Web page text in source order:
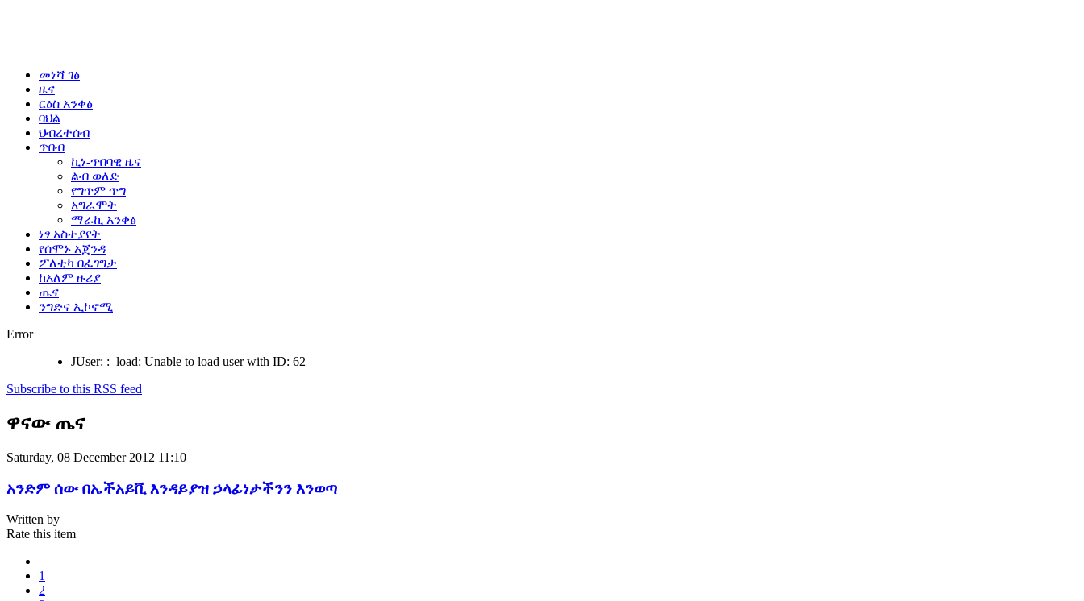
መነሻ ገፅ
ዜና
ርዕስ አንቀፅ
ባህል
ህብረተሰብ
ጥበብ
ኪነ-ጥበባዊ ዜና
ልብ ወለድ
የግጥም ጥግ
አግራሞት
ማራኪ አንቀፅ
ነፃ አስተያየት
የሰሞኑ አጀንዳ
ፖለቲካ በፈገግታ
ከአለም ዙሪያ
ጤና
ንግድና ኢኮኖሚ
Error
JUser: :_load: Unable to load user with ID: 62
Subscribe to this RSS feed
ዋናው ጤና
Saturday, 08 December 2012 11:10
አንድም ሰው በኤችአይቪ እንዳይያዝ ኃላፊነታችንን እንወጣ
Written by
Rate this item
1
2